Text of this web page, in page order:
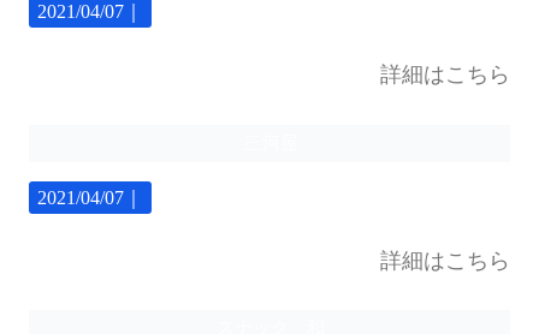
2021/04/07｜
詳細はこちら
2021/04/07｜
詳細はこちら